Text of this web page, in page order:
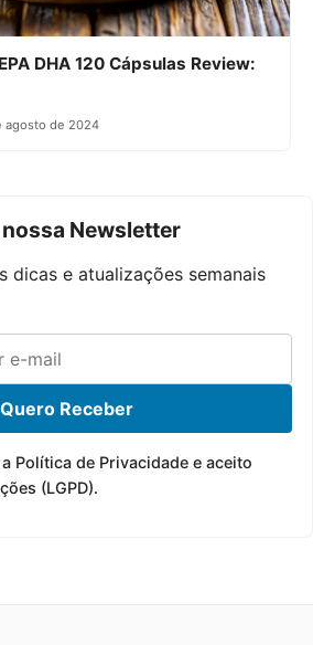
DHA 120 Cápsulas Review:
agosto de 2024
Newsletter
dicas e atualizações semanais
Quero Receber
Política de Privacidade e aceito
(LGPD).